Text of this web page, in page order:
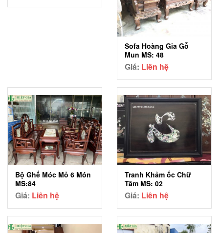
Sofa Hoàng Gia Gỗ
Mun MS: 48
Giá: Liên hệ
Bộ Ghế Móc Mỏ 6 Món
MS:84
Giá: Liên hệ
Tranh Khảm ốc Chữ
Tâm MS: 02
Giá: Liên hệ